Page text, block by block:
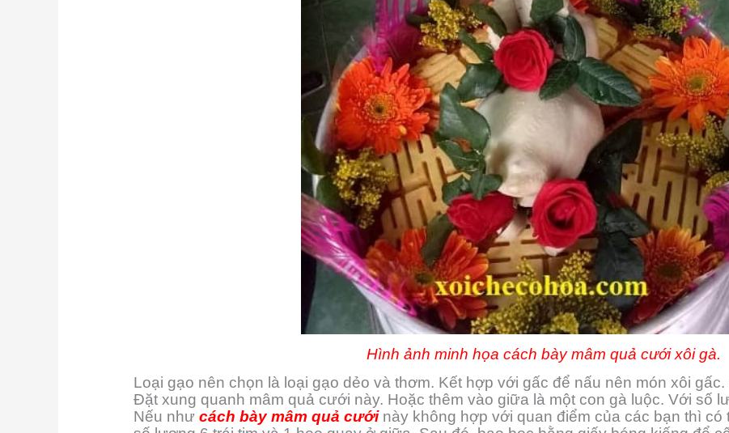
Hình ảnh minh họa cách bày mâm quả cưới xôi gà.
Loại gạo nên chọn là loại gạo dẻo và thơm. Kết hợp với gấc để nấu nên món xôi
Đặt xung quanh mâm quả cưới này. Hoặc thêm vào giữa là một con gà luộc. Với số
Nếu nhưcách bày mâm quả cưới này không hợp với quan điểm của các bạn thì có